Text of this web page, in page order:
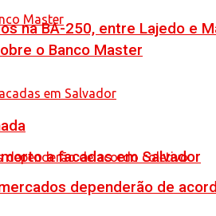
na BA-250, entre Lajedo e
a facadas em Salvador
o Banco Master
dependerão de